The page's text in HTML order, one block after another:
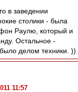
в заведении
столики - была
Раулю, который и
Остальное -
делом техники. ))
11:57